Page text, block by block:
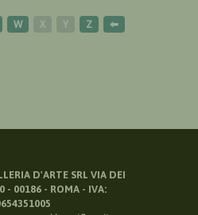
W X Y Z ⬅
D'ARTE SRL VIA DEI
- 00186 - ROMA - IVA: